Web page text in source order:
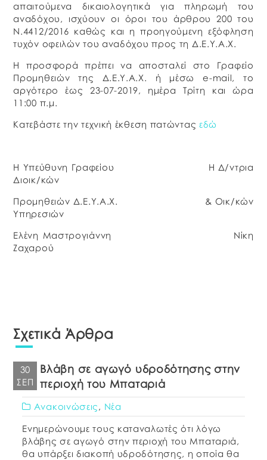
απαιτούμενα δικαιολογητικά για πληρωμή του
αναδόχου, ισχύουν οι όροι του άρθρου 200 του
Ν.4412/2016 καθώς και η προηγούμενη εξόφληση
τυχόν οφειλών του αναδόχου προς τη Δ.Ε.Υ.Α.Χ.
Η προσφορά πρέπει να αποσταλεί στο Γραφείο
Προμηθειών της Δ.Ε.Υ.Α.Χ. ή μέσω e-mail, το
αργότερο έως 23-07-2019, ημέρα Τρίτη και ώρα
11:00 π.μ.
Κατεβάστε την τεχνική έκθεση πατώντας εδώ
Η Υπεύθυνη Γραφείου Η Δ/ντρια
Διοικ/κών
Προμηθειών Δ.Ε.Υ.Α.Χ. & Οικ/κών
Υπηρεσιών
Ελένη Μαστρογιάννη Νίκη
Ζαχαρού
Σχετικά Άρθρα
30
ΣΕΠ
Βλάβη σε αγωγό υδροδότησης στην
περιοχή του Μπαταριά
Ανακοινώσεις , Νέα
Ενημερώνουμε τους καταναλωτές ότι λόγω
βλάβης σε αγωγό στην περιοχή του Μπαταριά,
θα υπάρξει διακοπή υδροδότησης, η οποία θα